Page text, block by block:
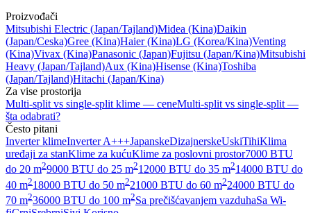
Proizvođači
Mitsubishi Electric (Japan/Tajland)Midea (Kina)Daikin
(Japan/Ceska)Gree (Kina)Haier (Kina)LG (Korea/Kina)Venting
(Kina)Vivax (Kina)Panasonic (Japan)Fujitsu (Japan/Kina)Mitsubishi
Heavy (Japan/Tajland)Aux (Kina)Hisense (Kina)Toshiba
(Japan/Tajland)Hitachi (Japan/Kina)
Za vise prostorija
Multi-split vs single-split klime — ceneMulti-split vs single-split —
šta odabrati?
Često pitani
Inverter klimeInverter A+++JapanskeDizajnerskeUskiTihiKlima
uređaji za stanKlime za kućuKlime za poslovni prostor7000 BTU
do 20 m29000 BTU do 25 m212000 BTU do 35 m214000 BTU do
40 m218000 BTU do 50 m221000 BTU do 60 m224000 BTU do
70 m236000 BTU do 100 m2Sa prečišćavanjem vazduhaSa Wi-